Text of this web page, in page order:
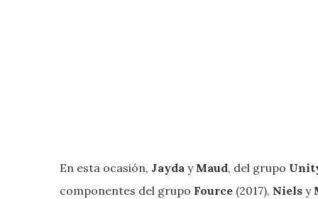
En esta ocasión, Jayda y Maud, del grupo
componentes del grupo Fource (2017), Niels y